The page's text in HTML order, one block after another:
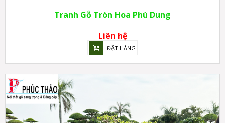
Tranh Gỗ Tròn Hoa Phù Dung
Liên hệ
ĐẶT HÀNG